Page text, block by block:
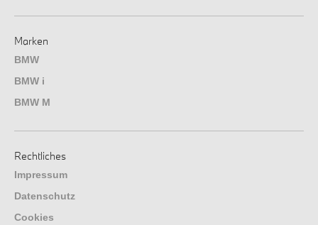
Marken
BMW
BMW i
BMW M
Rechtliches
Impressum
Datenschutz
Cookies